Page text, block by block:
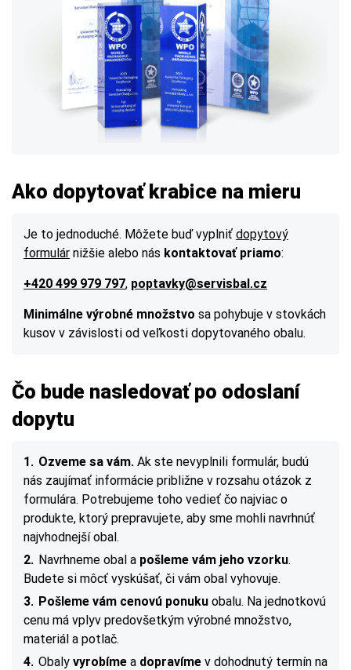
Ako dopytovať krabice na mieru
Je to jednoduché. Môžete buď vyplniť dopytový
formulár nižšie alebo nás kontaktovať priamo:
+420 499 979 797, poptavky@servisbal.cz
Minimálne výrobné množstvo sa pohybuje v stovkách
kusov v závislosti od veľkosti dopytovaného obalu.
Čo bude nasledovať po odoslaní
dopytu
Ozveme sa vám. Ak ste nevyplnili formulár, budú
nás zaujímať informácie približne v rozsahu otázok z
formulára. Potrebujeme toho vedieť čo najviac o
produkte, ktorý prepravujete, aby sme mohli navrhnúť
najvhodnejší obal.
Navrhneme obal a pošleme vám jeho vzorku.
Budete si môcť vyskúšať, či vám obal vyhovuje.
Pošleme vám cenovú ponuku obalu. Na jednotkovú
cenu má vplyv predovšetkým výrobné množstvo,
materiál a potlač.
Obaly vyrobíme a dopravíme v dohodnutý termín na